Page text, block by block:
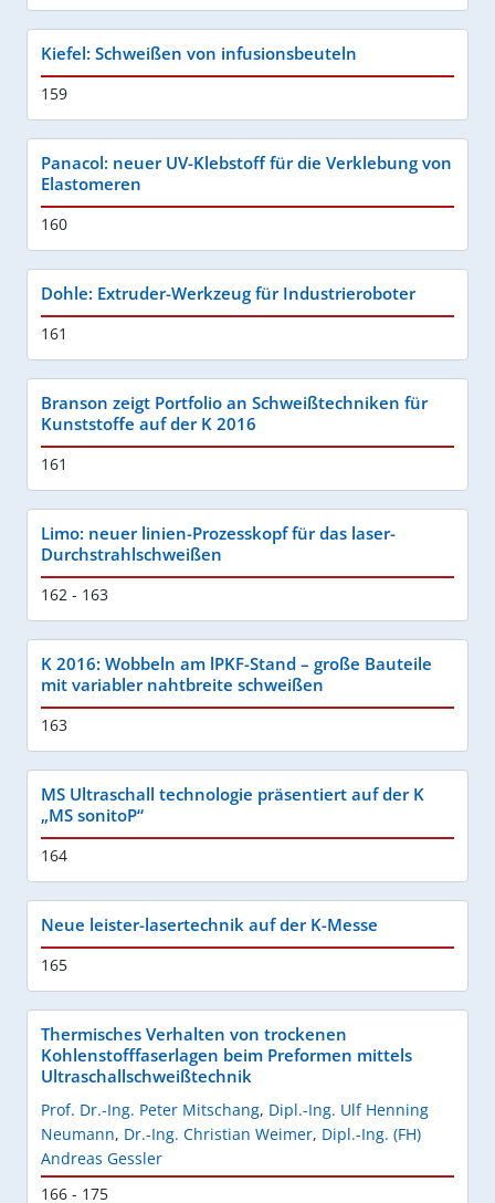
Kiefel: Schweißen von infusionsbeuteln
159
Panacol: neuer UV-Klebstoff für die Verklebung von
Elastomeren
160
Dohle: Extruder-Werkzeug für Industrieroboter
161
Branson zeigt Portfolio an Schweißtechniken für
Kunststoffe auf der K 2016
161
Limo: neuer linien-Prozesskopf für das laser-
Durchstrahlschweißen
162 - 163
K 2016: Wobbeln am lPKF-Stand – große Bauteile
mit variabler nahtbreite schweißen
163
MS Ultraschall technologie präsentiert auf der K
„MS sonitoP“
164
Neue leister-lasertechnik auf der K-Messe
165
Thermisches Verhalten von trockenen
Kohlenstofffaserlagen beim Preformen mittels
Ultraschallschweißtechnik
Prof. Dr.-Ing. Peter Mitschang, Dipl.-Ing. Ulf Henning
Neumann, Dr.-Ing. Christian Weimer, Dipl.-Ing. (FH)
Andreas Gessler
166 - 175